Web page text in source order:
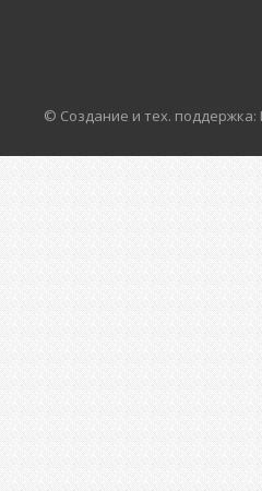
© Создание и тех. поддержка: